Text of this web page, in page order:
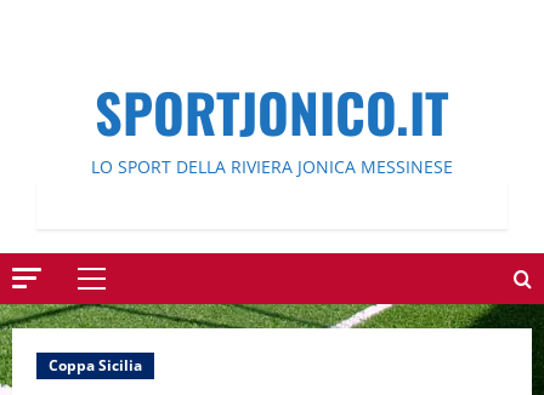
SPORTJONICO.IT
LO SPORT DELLA RIVIERA JONICA MESSINESE
Menu
principale
Coppa Sicilia